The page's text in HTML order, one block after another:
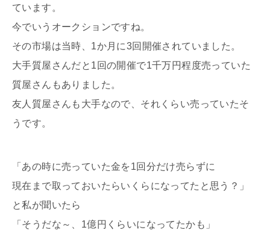
ています。
今でいうオークションですね。
その市場は当時、1か月に3回開催されていました。
大手質屋さんだと1回の開催で1千万円程度売っていた
質屋さんもありました。
友人質屋さんも大手なので、それくらい売っていたそ
うです。
「あの時に売っていた金を1回分だけ売らずに
現在まで取っておいたらいくらになってたと思う？」
と私が聞いたら
「そうだな～、1億円くらいになってたかも」